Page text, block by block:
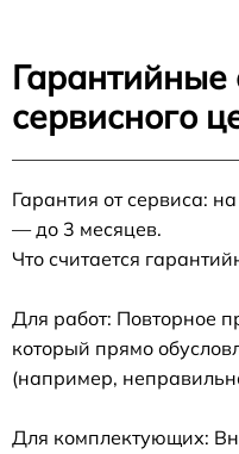
Гарантийные
сервисного
Гарантия от сервиса:
— до 3 месяцев.
Что считается
Для работ: Повторное
который прямо
(например,
Для комплектующих: